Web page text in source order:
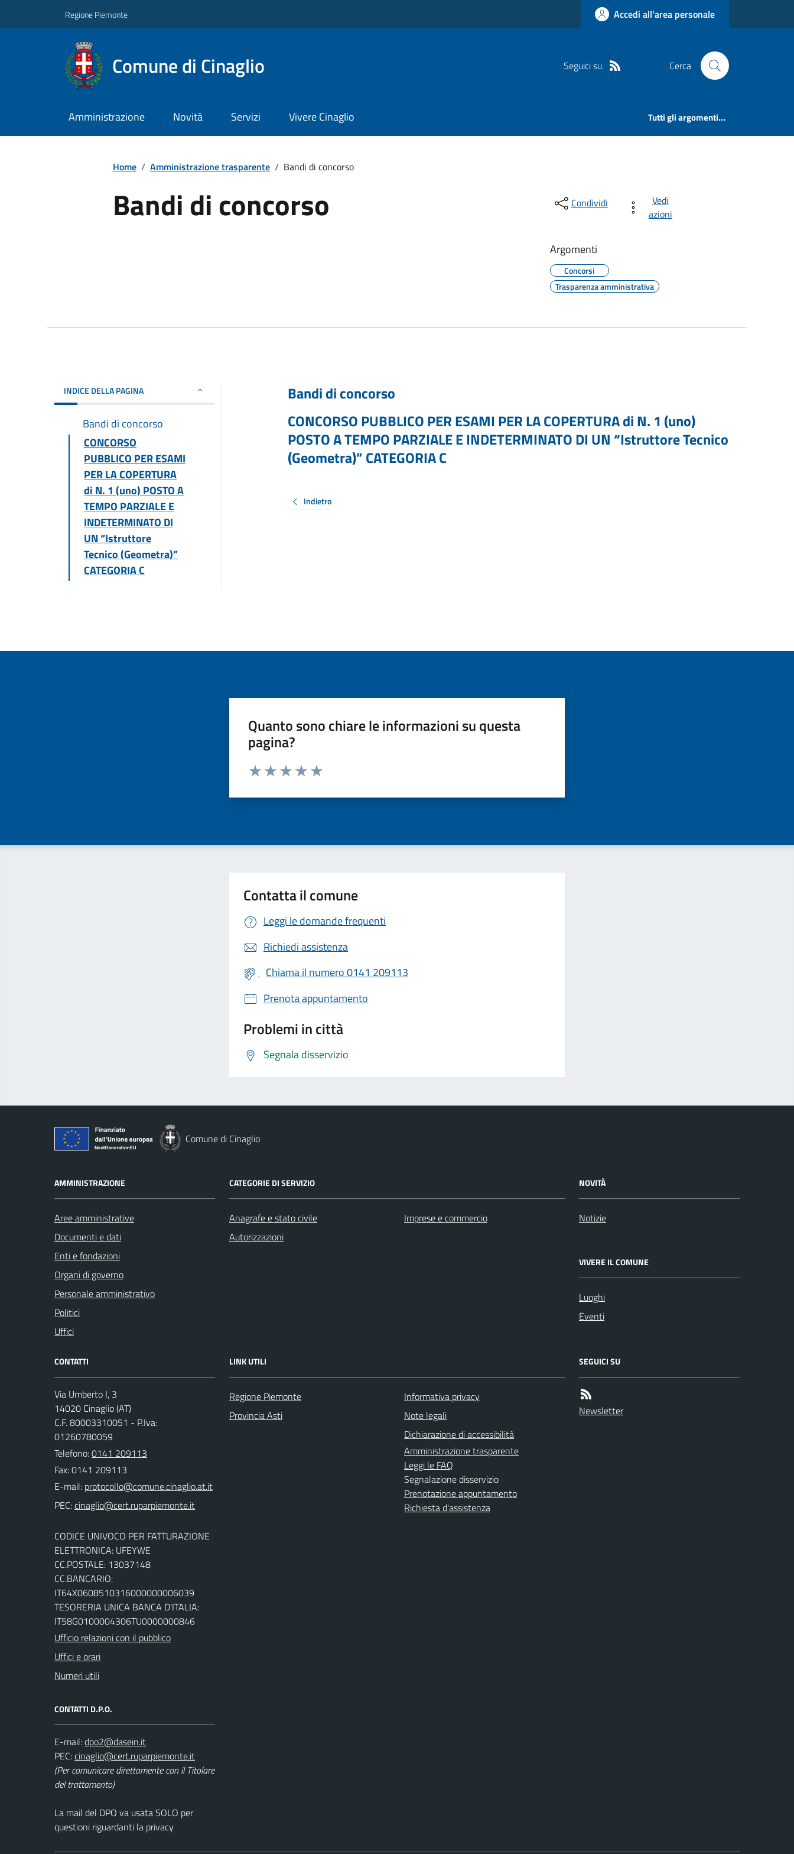
Regione Piemonte Accedi all'area personale
Comune di Cinaglio Seguici su Cerca
Amministrazione Novità Servizi Vivere Cinaglio Tutti gli argomenti...
Home / Amministrazione trasparente / Bandi di concorso
Bandi di concorso Condividi
Vedi
azioni
Argomenti
Concorsi
Trasparenza amministrativa
INDICE DELLA PAGINA
Bandi di concorso
CONCORSO
PUBBLICO PER ESAMI
PER LA COPERTURA
di N. 1 (uno) POSTO A
TEMPO PARZIALE E
INDETERMINATO DI
UN “Istruttore
Tecnico (Geometra)”
CATEGORIA C
Bandi di concorso
CONCORSO PUBBLICO PER ESAMI PER LA COPERTURA di N. 1 (uno)
POSTO A TEMPO PARZIALE E INDETERMINATO DI UN “Istruttore Tecnico
(Geometra)” CATEGORIA C
Indietro
Quanto sono chiare le informazioni su questa
pagina?
Valuta da 1 a 5 stelle la pagina
Contatta il comune
Leggi le domande frequenti
Richiedi assistenza
Chiama il numero 0141 209113
Prenota appuntamento
Problemi in città
Segnala disservizio
Comune di Cinaglio
AMMINISTRAZIONE
Aree amministrative
Documenti e dati
Enti e fondazioni
Organi di governo
Personale amministrativo
Politici
Uffici
CATEGORIE DI SERVIZIO
Anagrafe e stato civile
Autorizzazioni
Imprese e commercio
NOVITÀ
Notizie
VIVERE IL COMUNE
Luoghi
Eventi
CONTATTI
Via Umberto I, 3
14020 Cinaglio (AT)
C.F. 80003310051 - P.Iva:
01260780059
Telefono:0141 209113
Fax: 0141 209113
E-mail:
PEC:
CODICE UNIVOCO PER FATTURAZIONE
ELETTRONICA: UFEYWE
CC.POSTALE: 13037148
CC.BANCARIO:
IT64X0608510316000000006039
TESORERIA UNICA BANCA D'ITALIA:
IT58G0100004306TU0000000846
Ufficio relazioni con il pubblico
Uffici e orari
Numeri utili
CONTATTI D.P.O.
E-mail:
PEC:
(Per comunicare direttamente con il Titolare
del trattamento)
La mail del DPO va usata SOLO per
questioni riguardanti la privacy
LINK UTILI
Regione Piemonte
Provincia Asti
Informativa privacy
Note legali
Dichiarazione di accessibilità
Amministrazione trasparente
Leggi le FAQ
Segnalazione disservizio
Prenotazione appuntamento
Richiesta d'assistenza
SEGUICI SU
Newsletter